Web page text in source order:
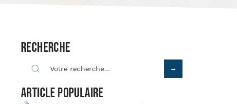
Recherche
Article populaire